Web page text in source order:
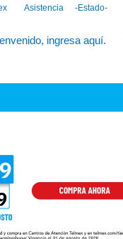
Asistencia
ingresa aquí.